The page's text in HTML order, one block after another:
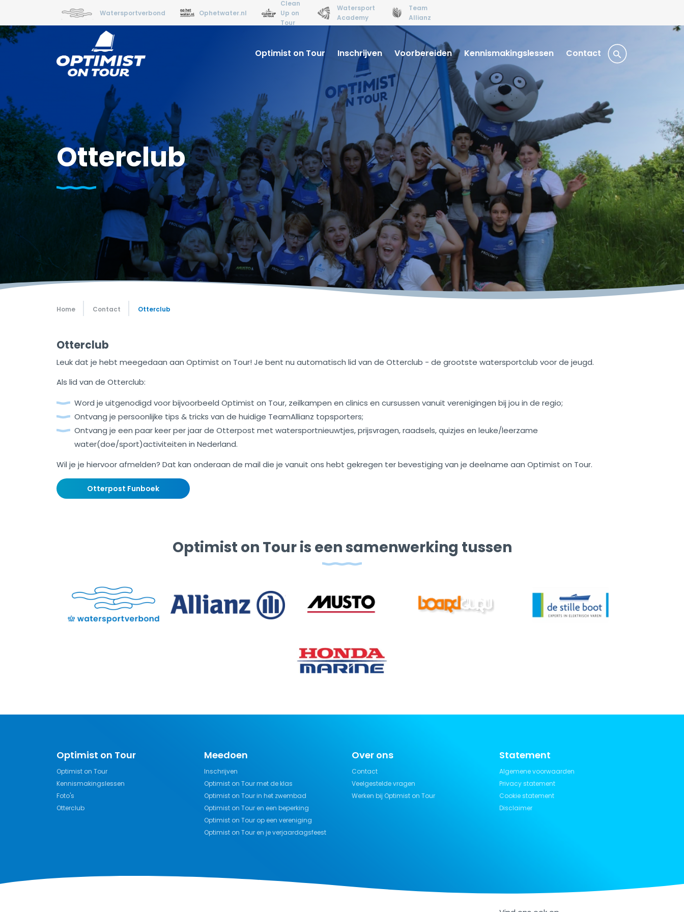
Watersportverbond Ophetwater.nl
Clean
Up on
Tour
Watersport
Academy
Team
Allianz
Optimist on Tour Inschrijven Voorbereiden Kennismakingslessen Contact
Otterclub
Home Contact Otterclub
Otterclub
Leuk dat je hebt meegedaan aan Optimist on Tour! Je bent nu automatisch lid van de Otterclub - de grootste watersportclub voor de jeugd.
Als lid van de Otterclub:
Word je uitgenodigd voor bijvoorbeeld Optimist on Tour, zeilkampen en clinics en cursussen vanuit verenigingen bij jou in de regio;
Ontvang je persoonlijke tips & tricks van de huidige TeamAllianz topsporters;
Ontvang je een paar keer per jaar de Otterpost met watersportnieuwtjes, prijsvragen, raadsels, quizjes en leuke/leerzame
water(doe/sport)activiteiten in Nederland.
Wil je je hiervoor afmelden? Dat kan onderaan de mail die je vanuit ons hebt gekregen ter bevestiging van je deelname aan Optimist on Tour.
Otterpost Funboek
Optimist on Tour is een samenwerking tussen
Optimist on Tour
Optimist on Tour
Kennismakingslessen
Foto's
Otterclub
Meedoen
Inschrijven
Optimist on Tour met de klas
Optimist on Tour in het zwembad
Optimist on Tour en een beperking
Optimist on Tour op een vereniging
Optimist on Tour en je verjaardagsfeest
Over ons
Contact
Veelgestelde vragen
Werken bij Optimist on Tour
Statement
Algemene voorwaarden
Privacy statement
Cookie statement
Disclaimer